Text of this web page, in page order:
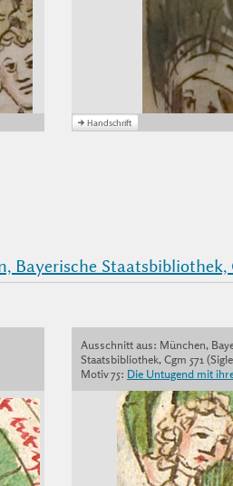
Bayerische Staatsbibliothek,
Ausschnitt aus: München,
Staatsbibliothek, Cgm 571
Motiv 75: Die Untugend mit